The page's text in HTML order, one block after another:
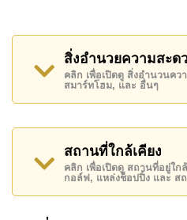
ได้แก่ รักษาความปลอดภัย 24
สถานที่สำคัญใกล้
มอเตอร์เวย์หรือทางหลวง, ซูเ
มาบประชัน เลค, ฟาร์มแกะพั
(สนามเก่า ไร่ ริมน้ำ และโร
รพ.กรุงเทพพัทยา
อสังหาริมทรัพย์นี้เปิดให้เช่าร
บาทต่อเดือน
สิ่งอำนวยความสะด
คลิก เพื่อเปิดดู สิ่งอำนวนคว
สมาร์ทโฮม, และ อื่นๆ
สถานที่ใกล้เคียง
คลิก เพื่อเปิดดู สถานที่อยู่ใก
กอล์ฟ, แหล่งช็อปปิ้ง และ ส